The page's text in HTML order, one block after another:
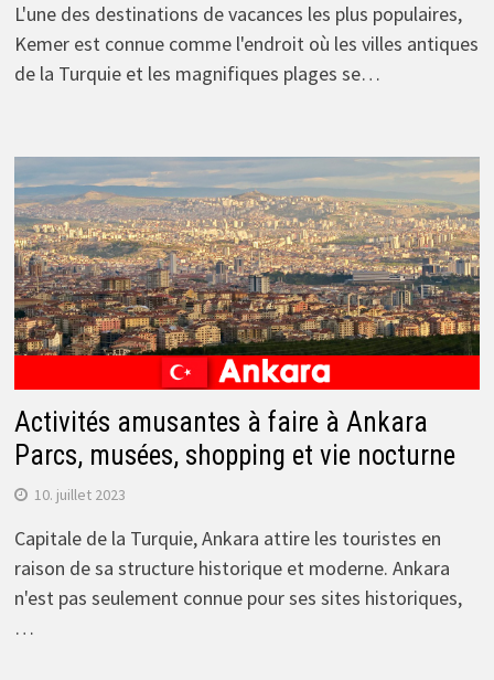
L'une des destinations de vacances les plus populaires,
Kemer est connue comme l'endroit où les villes antiques
de la Turquie et les magnifiques plages se…
Activités amusantes à faire à Ankara
Parcs, musées, shopping et vie nocturne
10. juillet 2023
Capitale de la Turquie, Ankara attire les touristes en
raison de sa structure historique et moderne. Ankara
n'est pas seulement connue pour ses sites historiques,
…